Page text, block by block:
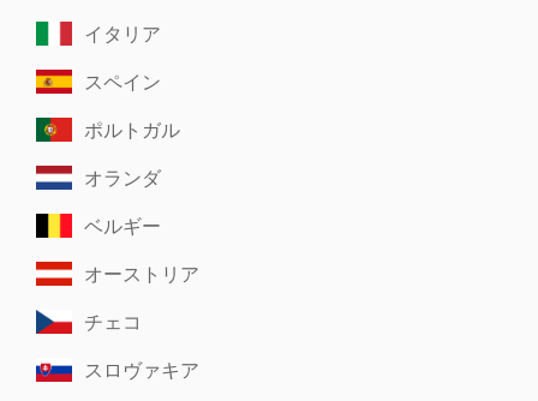
イタリア
スペイン
ポルトガル
オランダ
ベルギー
オーストリア
チェコ
スロヴァキア